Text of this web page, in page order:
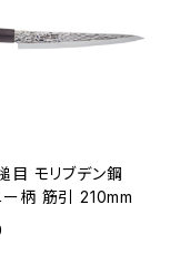
目 モリブデン鋼
ー柄 筋引 210mm